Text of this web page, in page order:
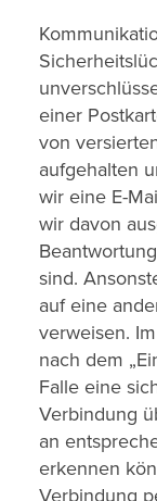
einer
von
aufgehalten
wir eine E-
wir davon
sind.
auf eine
verweisen.
nach dem
Falle eine
Verbindung
an
erkennen
Verbindung